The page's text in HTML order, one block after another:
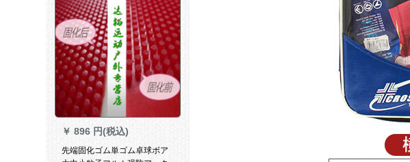
￥ 896 円(税込)
先端固化ゴム単ゴム卓球ボア